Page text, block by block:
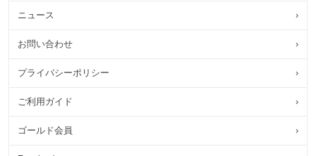
ニュース ›
お問い合わせ ›
プライバシーポリシー ›
ご利用ガイド ›
ゴールド会員 ›